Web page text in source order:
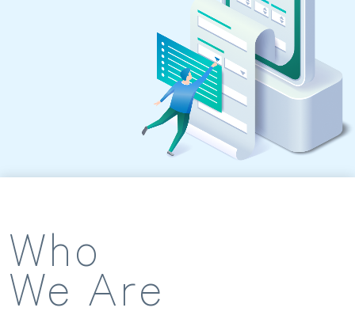
Who
We Are